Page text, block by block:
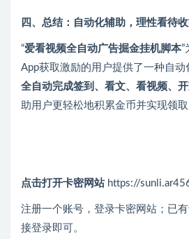
四、总结：自动化辅助，理性看待
“爱看视频全自动广告掘金挂机脚本”
App获取激励的用户提供了一种自
全自动完成签到、看文、看视频、
助用户更轻松地积累金币并实现领取
点击打开卡密网站https://
注册一个账号，登录卡密网站；已
接登录即可。